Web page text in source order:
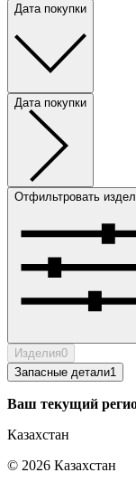
Дата покупки
Дата покупки
Отфильтровать
Изделия0
Запасные детали1
Ваш текущий
Казахстан
© 2026 Казахстан